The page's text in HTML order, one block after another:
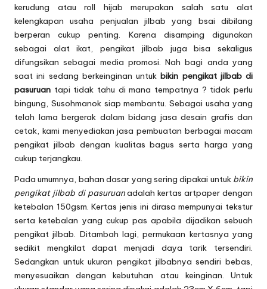
kerudung atau roll hijab merupakan salah satu alat
kelengkapan usaha penjualan jilbab yang bsai dibilang
berperan cukup penting. Karena disamping digunakan
sebagai alat ikat,pengikat jilbab juga bisa sekaligus
difungsikan sebagai media promosi. Nah bagi anda yang
saat ini sedang berkeinginan untukbikin pengikat jilbab di
pasuruan tapi tidak tahu di mana tempatnya ? tidak perlu
bingung, Susohmanok siap membantu. Sebagai usaha yang
telah lama bergerak dalam bidang jasa desain grafis dan
cetak, kami menyediakan jasa pembuatan berbagai macam
pengikat jilbab dengan kualitas bagus serta harga yang
cukup terjangkau.
Pada umumnya, bahan dasar yang sering dipakai untuk bikin
pengikat jilbab di pasuruanadalah kertas artpaper dengan
ketebalan 150gsm. Kertas jenis ini dirasa mempunyai tekstur
serta ketebalan yang cukup pas apabila dijadikan sebuah
pengikat jilbab. Ditambah lagi, permukaan kertasnya yang
sedikit mengkilat dapat menjadi daya tarik tersendiri.
Sedangkan untuk ukuran pengikat jilbabnya sendiri bebas,
menyesuaikan dengan kebutuhan atau keinginan. Untuk